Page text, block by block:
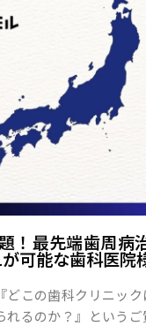
！最先端歯周病
可能な歯科医院
どこの歯科クリニッ
れるのか？』という